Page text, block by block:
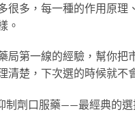
很多，每一種的作用原理
。
局第一線的經驗，幫你把
清楚，下次選的時候就不
制劑口服藥——最經典的選